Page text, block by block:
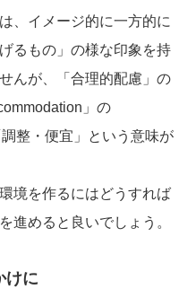
、イメージ的に一方的に
るもの」の様な印象を持
んが、「合理的配慮」の
」の
整・便宜」という意味が
境を作るにはどうすれば
めると良いでしょう。
けに